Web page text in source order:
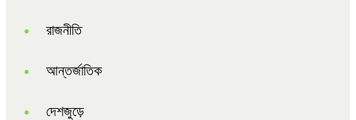
রাজনীতি
আন্তর্জাতিক
দেশজুড়ে